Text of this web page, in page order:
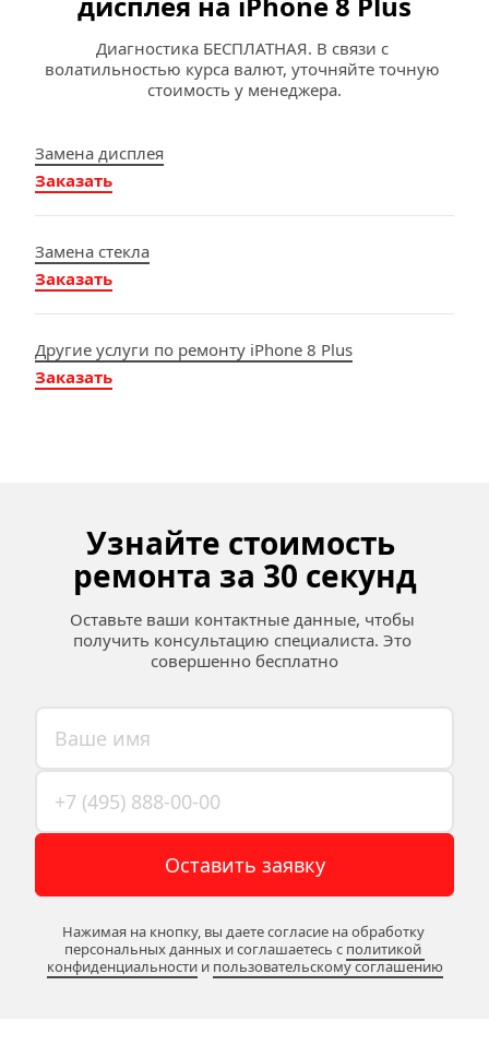
Диагностика БЕСПЛАТНАЯ. В связи с
волатильностью курса валют, уточняйте точную
стоимость у менеджера.
Замена дисплея
Заказать
Замена стекла
Заказать
Другие услуги по ремонту iPhone 8 Plus
Заказать
Узнайте стоимость
ремонта за 30 секунд
Оставьте ваши контактные данные, чтобы
получить консультацию специалиста. Это
совершенно бесплатно
Оставить заявку
Нажимая на кнопку, вы даете согласие на обработку
персональных данных и соглашаетесь c политикой
конфиденциальности и пользовательскому соглашению